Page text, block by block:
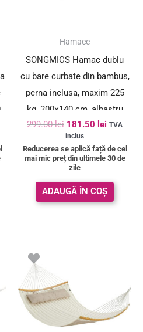
Hamace
SONGMICS Hamac dublu
cu bare curbate din bambus,
perna inclusa, maxim 225
kg, 200×140 cm, albastru
299.00lei 181.50 lei TVA
inclus
Reducerea se aplică față de cel
mai mic preț din ultimele 30 de
zile
ADAUGĂ ÎN COȘ
fost:
299.00 lei.